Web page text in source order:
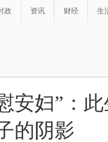
政 资讯 财经 生
安妇”：
的阴影